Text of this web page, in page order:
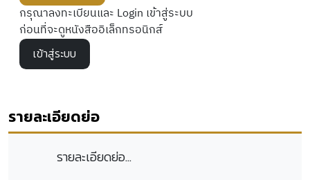
กรุณาลงทะเบียนและ Login เข้าสู่ระบบ
ก่อนที่จะดูหนังสืออิเล็กทรอนิกส์
เข้าสู่ระบบ
รายละเอียดย่อ
รายละเอียดย่อ...